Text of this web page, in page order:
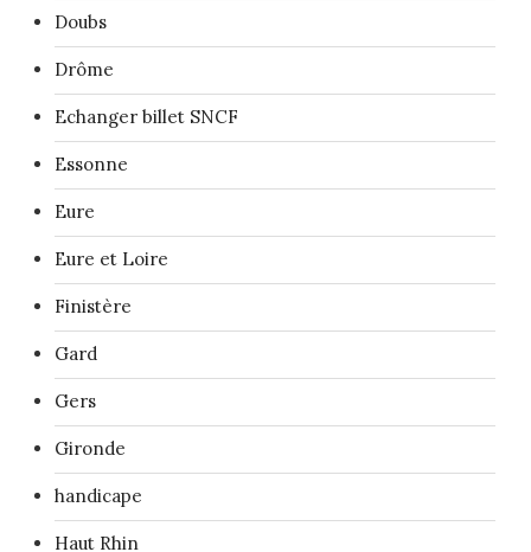
Doubs
Drôme
Echanger billet SNCF
Essonne
Eure
Eure et Loire
Finistère
Gard
Gers
Gironde
handicape
Haut Rhin